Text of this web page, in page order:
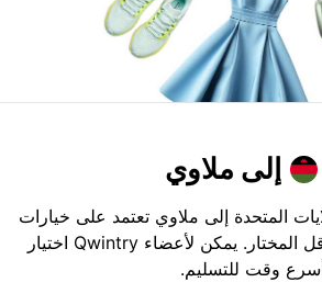
إلى ملاوي
المتحدة إلى ملاوي تعتمد على خيارات
الشحن، التأمين، والناقل المختار. يمكن لأعضاء Qwintry اختيار
وقت للتسليم.